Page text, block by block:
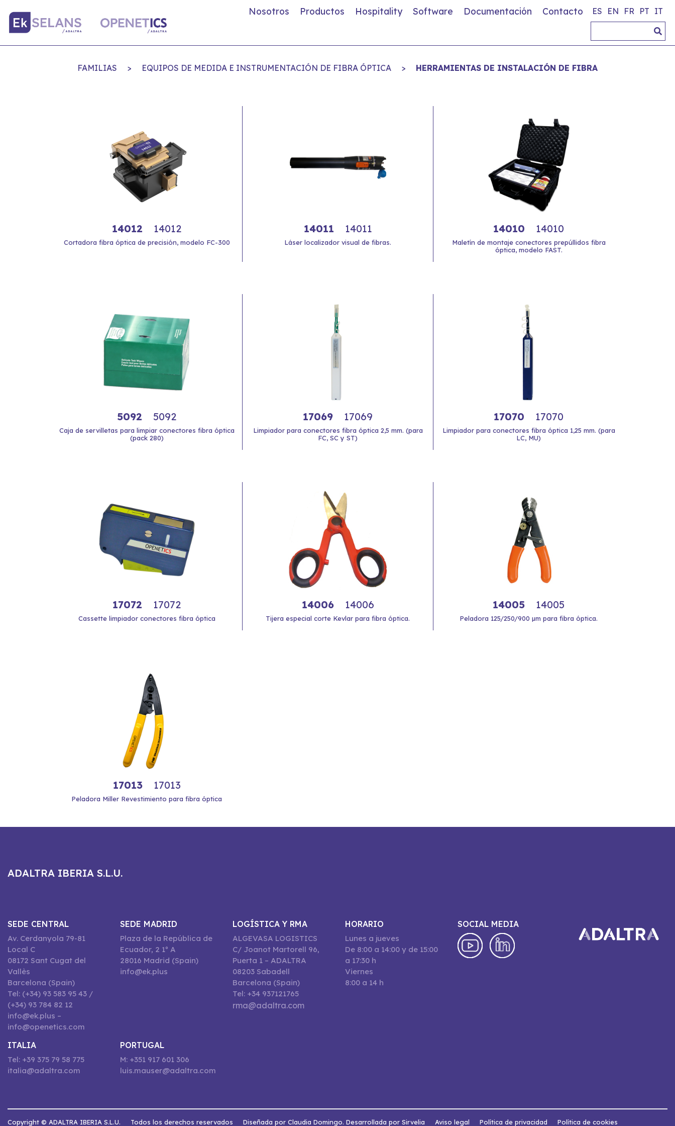
Nosotros Productos Hospitality Software Documentación Contacto ES EN FR PT IT
FAMILIAS > EQUIPOS DE MEDIDA E INSTRUMENTACIÓN DE FIBRA ÓPTICA > HERRAMIENTAS DE INSTALACIÓN DE FIBRA
14012 14012
Cortadora fibra óptica de precisión, modelo FC-300
14011 14011
Láser localizador visual de fibras.
14010 14010
Maletín de montaje conectores prepúllidos fibra
óptica, modelo FAST.
5092 5092
Caja de servilletas para limpiar conectores fibra óptica
(pack 280)
17069 17069
Limpiador para conectores fibra óptica 2,5 mm. (para
FC, SC y ST)
17070 17070
Limpiador para conectores fibra óptica 1,25 mm. (para
LC, MU)
17072 17072
Cassette limpiador conectores fibra óptica
14006 14006
Tijera especial corte Kevlar para fibra óptica.
14005 14005
Peladora 125/250/900 µm para fibra óptica.
17013 17013
Peladora Miller Revestimiento para fibra óptica
ADALTRA IBERIA S.L.U.
SEDE CENTRAL
Av. Cerdanyola 79-81
Local C
08172 Sant Cugat del
Vallès
Barcelona (Spain)
Tel: (+34) 93 583 95 43 /
(+34) 93 784 82 12
info@ek.plus –
info@openetics.com
SEDE MADRID
Plaza de la República de
Ecuador, 2 1º A
28016 Madrid (Spain)
info@ek.plus
LOGÍSTICA Y RMA
ALGEVASA LOGISTICS
C/ Joanot Martorell 96,
Puerta 1 – ADALTRA
08203 Sabadell
Barcelona (Spain)
Tel: +34 937121765
rma@adaltra.com
HORARIO
Lunes a jueves
De 8:00 a 14:00 y de 15:00
a 17:30 h
Viernes
8:00 a 14 h
SOCIAL MEDIA
ITALIA
Tel: +39 375 79 58 775
italia@adaltra.com
PORTUGAL
M: +351 917 601 306
luis.mauser@adaltra.com
Copyright © ADALTRA IBERIA S.L.U. Todos los derechos reservados Diseñada por Claudia Domingo. Desarrollada por Sirvelia Aviso legal Política de privacidad Política de cookies